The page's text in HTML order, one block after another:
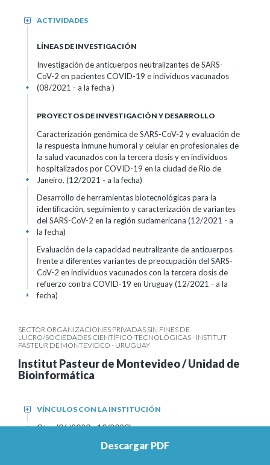
ACTIVIDADES
+
LÍNEAS DE INVESTIGACIÓN
Investigación de anticuerpos neutralizantes de SARS-
CoV-2 en pacientes COVID-19 e individuos vacunados
(08/2021 - a la fecha )
+
PROYECTOS DE INVESTIGACIÓN Y DESARROLLO
Caracterización genómica de SARS-CoV-2 y evaluación de
la respuesta inmune humoral y celular en profesionales de
la salud vacunados con la tercera dosis y en individuos
hospitalizados por COVID-19 en la ciudad de Rio de
Janeiro. (12/2021 - a la fecha)
+
Desarrollo de herramientas biotecnológicas para la
identificación, seguimiento y caracterización de variantes
del SARS-CoV-2 en la región sudamericana (12/2021 - a
la fecha)
+
Evaluación de la capacidad neutralizante de anticuerpos
frente a diferentes variantes de preocupación del SARS-
CoV-2 en individuos vacunados con la tercera dosis de
refuerzo contra COVID-19 en Uruguay (12/2021 - a la
fecha)
+
SECTOR ORGANIZACIONES PRIVADAS SIN FINES DE
LUCRO/SOCIEDADES CIENTÍFICO-TECNOLÓGICAS - INSTITUT
PASTEUR DE MONTEVIDEO - URUGUAY
Institut Pasteur de Montevideo / Unidad de
Bioinformática
VÍNCULOS CON LA INSTITUCIÓN
+
Otro (06/2020 - 10/2020)
+
Descargar PDF